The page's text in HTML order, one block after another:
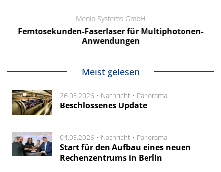
Menlo Systems GmbH
Femtosekunden-Faserlaser für Multiphotonen-
Anwendungen
Meist gelesen
26.05.2026 • Nachricht • Panorama
Beschlossenes Update
04.05.2026 • Nachricht • Panorama
Start für den Aufbau eines neuen
Rechenzentrums in Berlin